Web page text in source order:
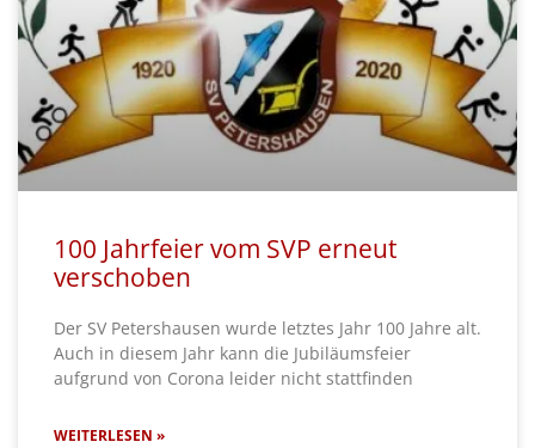
100 Jahrfeier vom SVP erneut
verschoben
Der SV Petershausen wurde letztes Jahr 100 Jahre alt.
Auch in diesem Jahr kann die Jubiläumsfeier
aufgrund von Corona leider nicht stattfinden
WEITERLESEN »